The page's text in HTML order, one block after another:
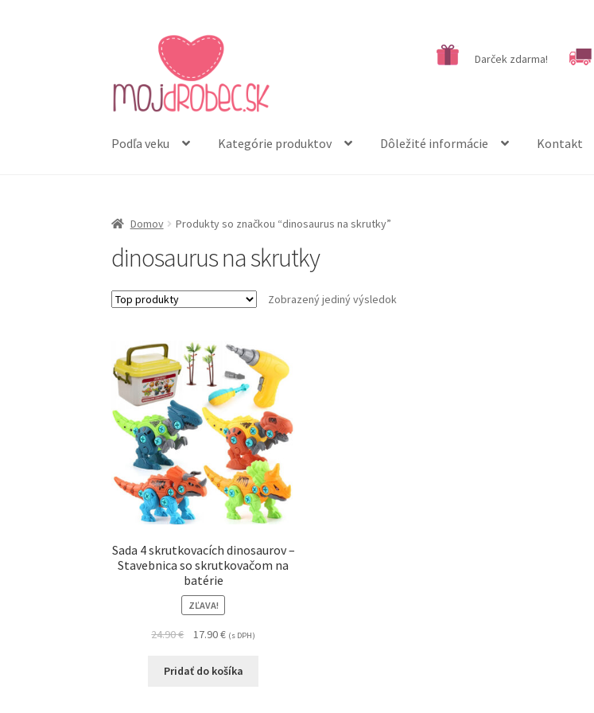
Preskočiť
navigáciu
Preskočiť
obsah
Darček zdarma!
Podľa veku Kategórie produktov Dôležité informácie Kontakt
Domov Produkty so značkou “dinosaurus na skrutky”
dinosaurus na skrutky
Zobrazený jediný výsledok
Sada 4 skrutkovacích dinosaurov –
Stavebnica so skrutkovačom na
batérie
ZĽAVA!
24.90€ 17.90€ (s DPH)
Pridať do košíka